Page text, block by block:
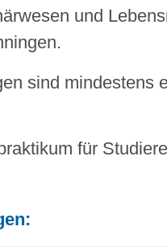
und
sind mindestens
für